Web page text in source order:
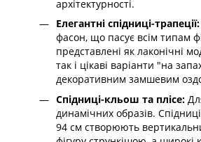
архітектурності.
Елегантні спідниці-трапеції:
фасон, що пасує всім типам
представлені як лаконічні
так і цікаві варіанти "на
декоративним замшевим
Спідниці-кльош та плісе:
динамічних образів.
94 см створюють